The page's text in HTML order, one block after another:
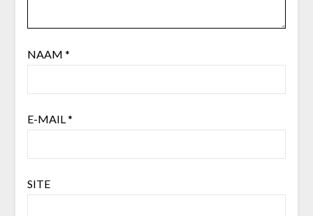
NAAM *
E-MAIL*
SITE